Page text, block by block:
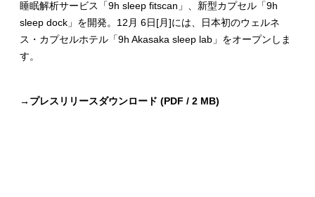
睡眠解析サービス「9h sleep fitscan」、新型カプセル「9h
sleep dock」を開発。12月 6日[月]には、日本初のウェルネ
ス・カプセルホテル「9h Akasaka sleep lab」をオープンしま
す。
→ プレスリリースダウンロード (PDF / 2 MB)